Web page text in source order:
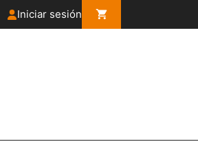
Iniciar sesión